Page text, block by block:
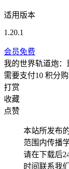
适用版本
1.20.1
会员免费
我的世界轨道炮：
需要支付10 积分
打赏
收藏
点赞
本站所发布
范围内传播
请在下载后
时间联系我